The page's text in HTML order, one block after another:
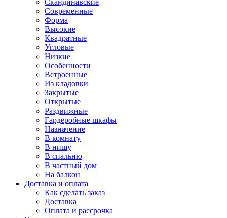
Скандинавские
Современные
Форма
Высокие
Квадратные
Угловые
Низкие
Особенности
Встроенные
Из кладовки
Закрытые
Открытые
Раздвижные
Гардеробные шкафы
Назначение
В комнату
В нишу
В спальню
В частный дом
На балкон
Доставка и оплата
Как сделать заказ
Доставка
Оплата и рассрочка